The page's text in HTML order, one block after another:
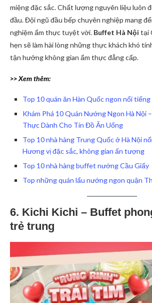
miệng đặc sắc. Chất lượng nguyên liệu luôn
đầu. Đội ngũ đầu bếp chuyên nghiệp mang
nghiệm ẩm thực tuyệt vời. Buffet Hà Nội tại
hẹn sẽ làm hài lòng những thực khách khó
tận hưởng không gian ẩm thực đẳng cấp.
>> Xem thêm:
Top 10 quán ăn Hàn Quốc ngon nổi
Khám Phá 10 Quán Nướng Ngon Hà Nội
Thực Dành Cho Tín Đồ Ăn Uống
Top 10 nhà hàng Trung Quốc ở Hà Nội
Hương vị đặc sắc, không gian ấn tượng
Top 10 nhà hàng buffet nướng Cầu Giấy
Top những quán lẩu nướng ngon quận
6. Kichi Kichi – Buffet
trẻ trung